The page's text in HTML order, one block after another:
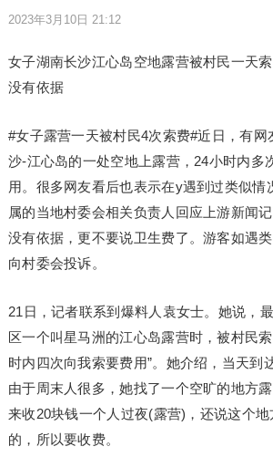
2023年3月10日 21:12
女子湖南长沙江心岛空地露营被村民一天
没有依据
#女子露营一天被村民4次索费#近日，有网
沙-江心岛的一处空地上露营，24小时内多
用。很多网友看后也表示在y遇到过类似情
属的当地村委会相关负责人回应上游新闻
没有依据，更不要说卫生费了。游客如遇
向村委会投诉。
21日，记者联系到爆料人袁女士。她说，
区一个叫星马洲的江心岛露营时，被村民
时内四次向我索要费用”。她介绍，当天到
由于周末人很多，她找了一个空旷的地方
来收20块钱一个人过夜(露营)，还说这个
的，所以要收费。